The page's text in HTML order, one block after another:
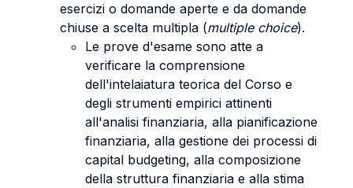
esercizi o domande aperte e da domande
chiuse a scelta multipla (multiple choice).
Le prove d'esame sono atte a
verificare la comprensione
dell'intelaiatura teorica del Corso e
degli strumenti empirici attinenti
all'analisi finanziaria, alla pianificazione
finanziaria, alla gestione dei processi di
capital budgeting, alla composizione
della struttura finanziaria e alla stima